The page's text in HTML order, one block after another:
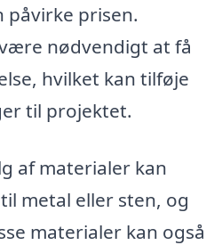
påvirke prisen.
nødvendigt at få
hvilket kan tilføje
til projektet.
af materialer kan
metal eller sten, og
materialer kan også